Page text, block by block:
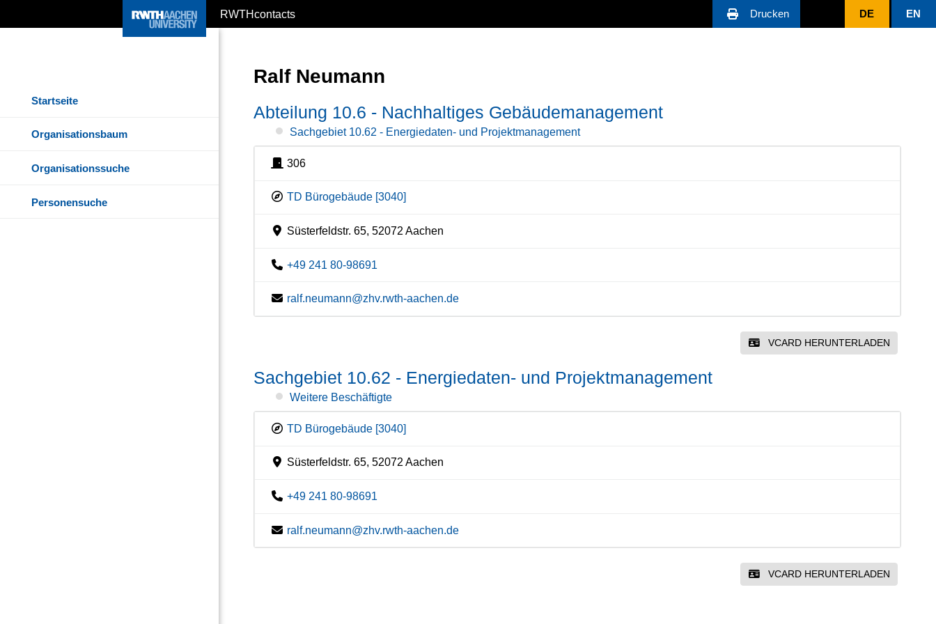
RWTHcontacts Drucken DE EN
Startseite
Organisationsbaum
Organisationssuche
Personensuche
Ralf Neumann
Abteilung 10.6 - Nachhaltiges Gebäudemanagement
Sachgebiet 10.62 - Energiedaten- und Projektmanagement
306
TD Bürogebäude [3040]
Süsterfeldstr. 65, 52072 Aachen
+49 241 80-98691
ralf.neumann@zhv.rwth-aachen.de
VCARD HERUNTERLADEN
Sachgebiet 10.62 - Energiedaten- und Projektmanagement
Weitere Beschäftigte
TD Bürogebäude [3040]
Süsterfeldstr. 65, 52072 Aachen
+49 241 80-98691
ralf.neumann@zhv.rwth-aachen.de
VCARD HERUNTERLADEN